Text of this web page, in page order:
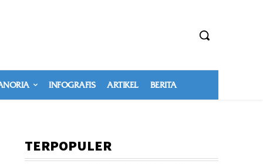
INFOGRAFIS ARTIKEL BERITA
TERPOPULER